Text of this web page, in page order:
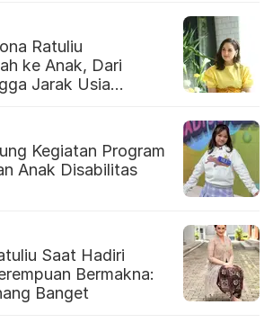
Ratuliu
ke Anak, Dari
Jarak Usia
Kegiatan Program
Anak Disabilitas
Saat Hadiri
Bermakna:
Banget